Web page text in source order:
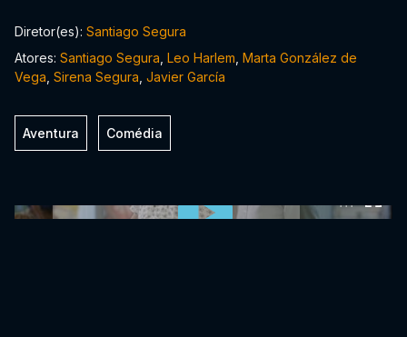
Diretor(es): Santiago Segura
Atores: Santiago Segura Leo Harlem Marta González de
Vega Sirena Segura Javier García
Aventura Comédia